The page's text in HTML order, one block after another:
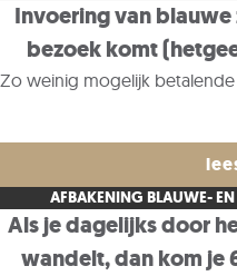
Invoering van
bezoek komt
vergt dan een
Zo weinig mogelijk
AFBAKENING BLAUWE- EN
Als je dagelijks door
wandelt, dan kom je